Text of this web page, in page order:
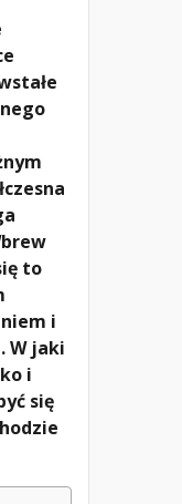
to
i
W jaki
i
się